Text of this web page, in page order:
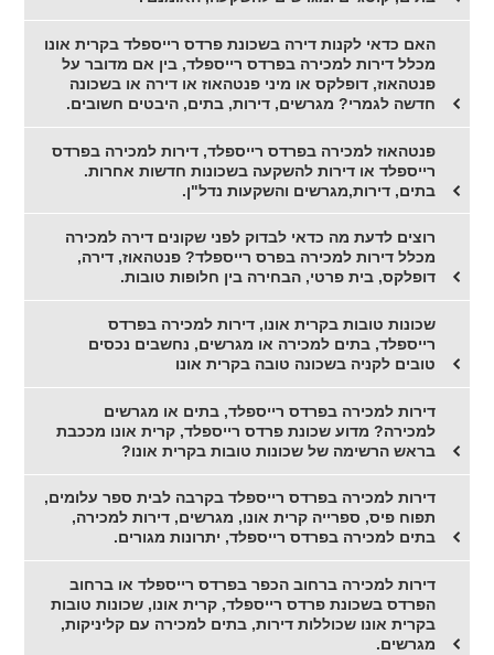
האם כדאי לקנות דירה בשכונת פרדס רייספלד בקרית אונו
מכלל דירות למכירה בפרדס רייספלד, בין אם מדובר על
פנטהאוז, דופלקס או מיני פנטהאוז או דירה או בשכונה
חדשה לגמרי? מגרשים, דירות, בתים, היבטים חשובים.
פנטהאוז למכירה בפרדס רייספלד, דירות למכירה בפרדס
רייספלד או דירות להשקעה בשכונות חדשות אחרות.
בתים, דירות,מגרשים והשקעות נדל"ן.
רוצים לדעת מה כדאי לבדוק לפני שקונים דירה למכירה
מכלל דירות למכירה בפרס רייספלד? פנטהאוז, דירה,
דופלקס, בית פרטי, הבחירה בין חלופות טובות.
שכונות טובות בקרית אונו, דירות למכירה בפרדס
רייספלד, בתים למכירה או מגרשים, נחשבים נכסים
טובים לקניה בשכונה טובה בקרית אונו
דירות למכירה בפרדס רייספלד, בתים או מגרשים
למכירה? מדוע שכונת פרדס רייספלד, קרית אונו מככבת
בראש הרשימה של שכונות טובות בקרית אונו?
דירות למכירה בפרדס רייספלד בקרבה לבית ספר עלומים,
תפוח פיס, ספרייה קרית אונו, מגרשים, דירות למכירה,
בתים למכירה בפרדס רייספלד, יתרונות מגורים.
דירות למכירה ברחוב הכפר בפרדס רייספלד או ברחוב
הפרדס בשכונת פרדס רייספלד, קרית אונו, שכונות טובות
בקרית אונו שכוללות דירות, בתים למכירה עם קליניקות,
מגרשים.